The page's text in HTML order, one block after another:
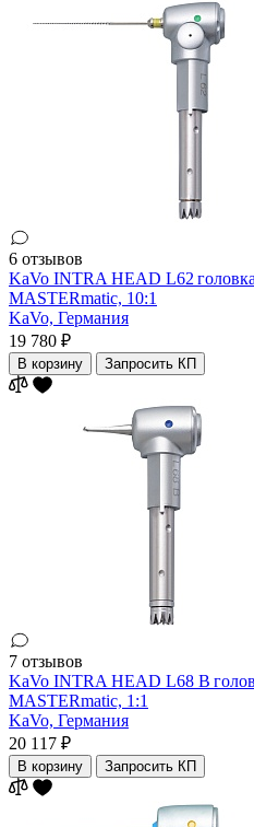
6 отзывов
KaVo INTRA HEAD L62
MASTERmatic, 10:1
KaVo, Германия
19 780 ₽
В корзину Запросить КП
7 отзывов
KaVo INTRA HEAD L68 B
MASTERmatic, 1:1
KaVo, Германия
20 117 ₽
В корзину Запросить КП